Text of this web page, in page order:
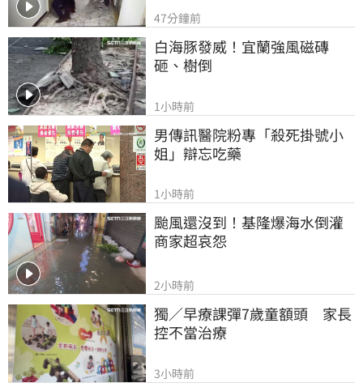
47分鐘前
白海豚發威！宜蘭強風磁磚
砸、樹倒
1小時前
男傳訊醫院粉專「殺死掛號小
姐」辯忘吃藥
1小時前
颱風還沒到！基隆爆海水倒灌
商家超哀怨
2小時前
獨／早療課彈7歲童額頭　家長
控不當治療
3小時前